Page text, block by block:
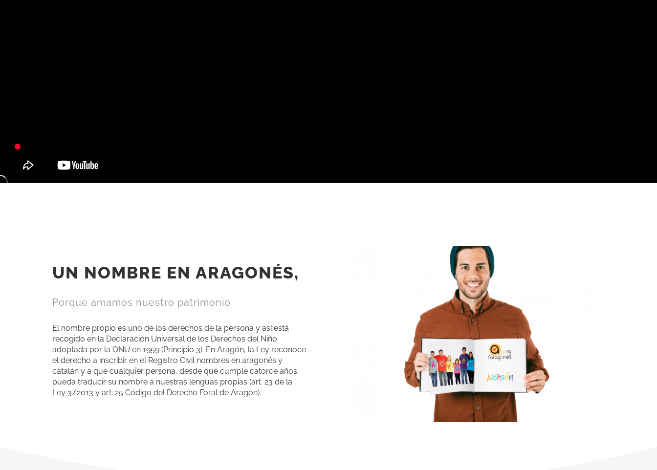
UN NOMBRE EN ARAGONÉS,
Porque amamos nuestro patrimonio
El nombre propio es uno de los derechos de la persona y así está
recogido en la Declaración Universal de los Derechos del Niño
adoptada por la ONU en 1959 (Principio 3). En Aragón, la Ley reconoce
el derecho a inscribir en el Registro Civil nombres en aragonés y
catalán y a que cualquier persona, desde que cumple catorce años,
pueda traducir su nombre a nuestras lenguas propias (art. 23 de la
Ley 3/2013 y art. 25 Código del Derecho Foral de Aragón).